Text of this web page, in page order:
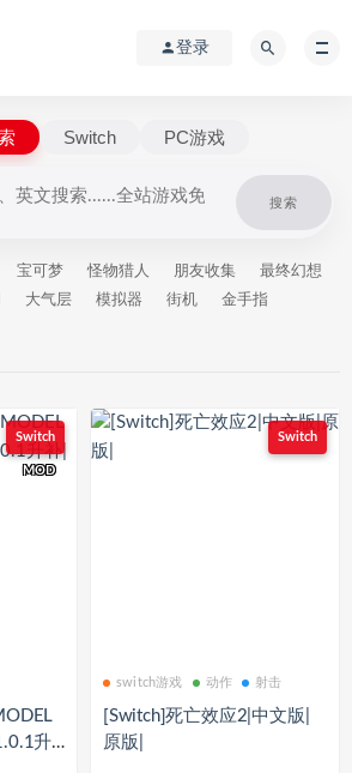
登录
Switch PC游戏
搜索
宝可梦 怪物猎人 朋友收集
最终幻想
大气层 模拟器 街机 金手指
Switch
MOD
升
Switch
switch游戏 动作 射击
[Switch]死亡效应2|中文版|
原版|